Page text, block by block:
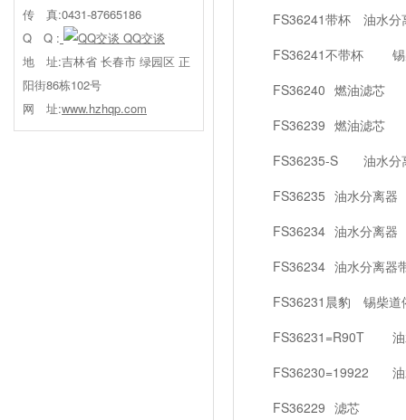
传 真:0431-87665186
Q Q :
QQ交谈
地 址:吉林省 长春市 绿园区 正
阳街86栋102号
网 址:www.hzhqp.com
FS36241带杯
油水分
FS36241不带杯
FS36240 燃油滤芯
FS36239 燃油滤芯
FS36235-S
油水分
FS36235 油水分离器
FS36234 油水分离器
FS36234 油水分离器
FS36231晨豹
锡柴道
FS36231=R90T
FS36230=19922
FS36229 滤芯